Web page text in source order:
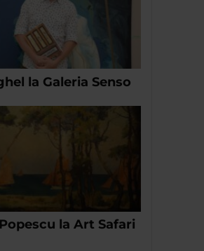
la Galeria Senso
la Art Safari